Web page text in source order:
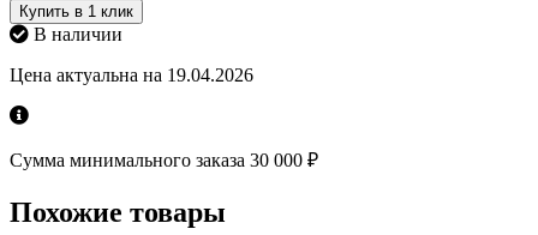
Купить в 1 клик
В наличии
Цена актуальна на 19.04.2026
Сумма минимального заказа 30 000 ₽
Похожие товары